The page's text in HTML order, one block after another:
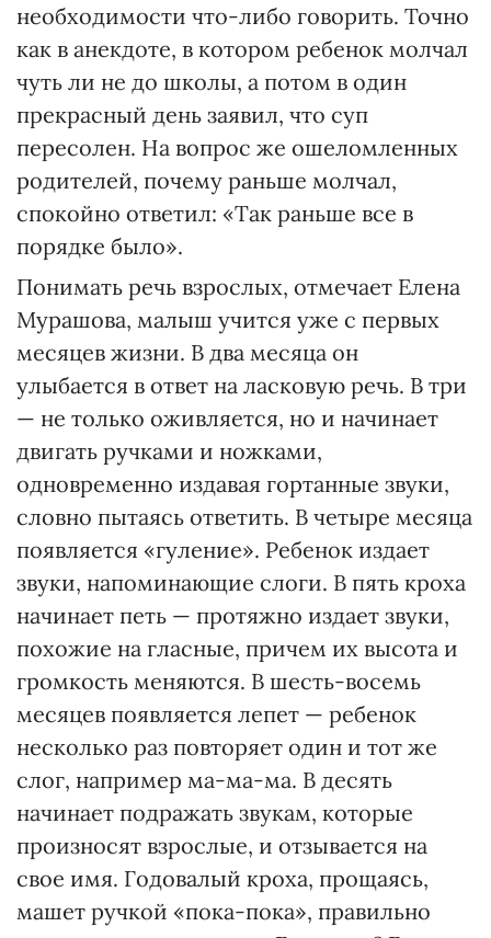
необходимости что-либо говорить. Точно
как в анекдоте, в котором ребенок молчал
чуть ли не до школы, а потом в один
прекрасный день заявил, что суп
пересолен. На вопрос же ошеломленных
родителей, почему раньше молчал,
спокойно ответил: «Так раньше все в
порядке было».
Понимать речь взрослых, отмечает Елена
Мурашова, малыш учится уже с первых
месяцев жизни. В два месяца он
улыбается в ответ на ласковую речь. В три
— не только оживляется, но и начинает
двигать ручками и ножками,
одновременно издавая гортанные звуки,
словно пытаясь ответить. В четыре месяца
появляется «гуление». Ребенок издает
звуки, напоминающие слоги. В пять кроха
начинает петь — протяжно издает звуки,
похожие на гласные, причем их высота и
громкость меняются. В шесть-восемь
месяцев появляется лепет — ребенок
несколько раз повторяет один и тот же
слог, например ма-ма-ма. В десять
начинает подражать звукам, которые
произносят взрослые, и отзывается на
свое имя. Годовалый кроха, прощаясь,
машет ручкой «пока-пока», правильно